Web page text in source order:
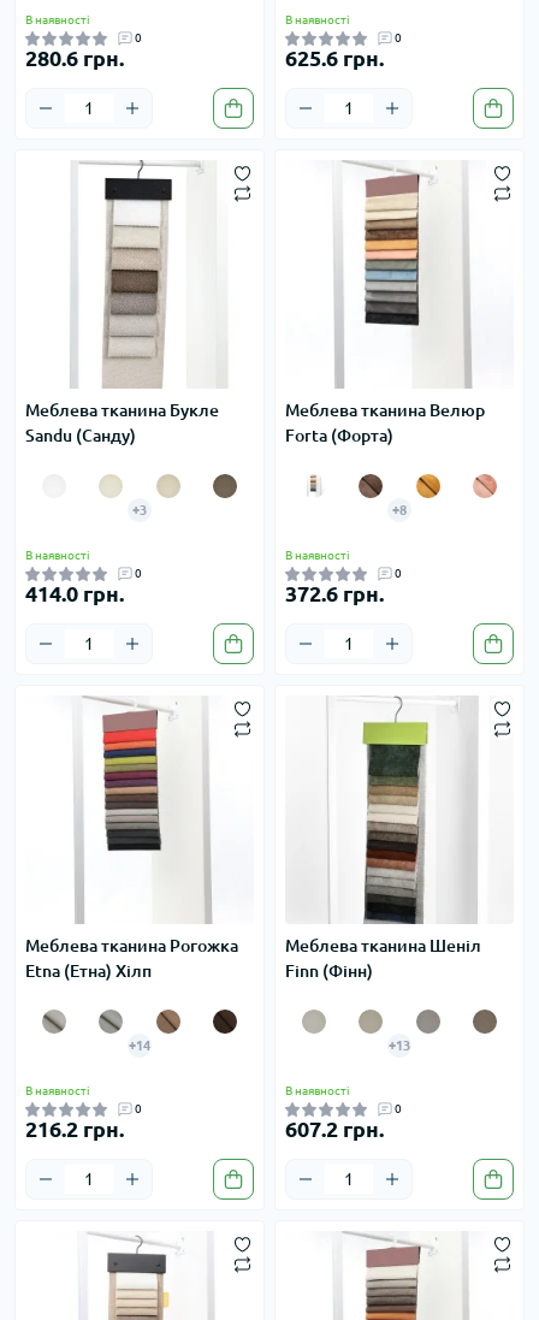
В наявності
0
280.6 грн.
В наявності
0
625.6 грн.
Меблева тканина Букле
Sandu (Санду)
+3
В наявності
0
414.0 грн.
Меблева тканина Велюр
Forta (Форта)
+8
В наявності
0
372.6 грн.
Меблева тканина Рогожка
Etna (Етна) Хілп
+14
В наявності
0
216.2 грн.
Меблева тканина Шеніл
Finn (Фінн)
+13
В наявності
0
607.2 грн.